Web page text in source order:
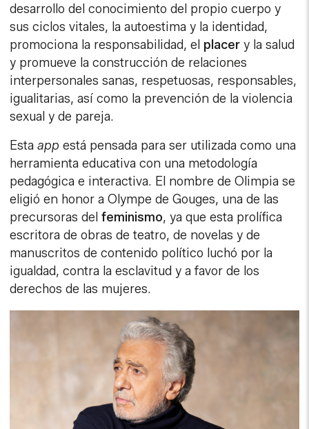
desarrollo del conocimiento del propio cuerpo y
sus ciclos vitales, la autoestima y la identidad,
promociona la responsabilidad, el placery la salud
y promueve la construcción de relaciones
interpersonales sanas, respetuosas, responsables,
igualitarias, así como la prevención de la violencia
sexual y de pareja.
Estaappestá pensada para ser utilizada como una
herramienta educativa con una metodología
pedagógica e interactiva. El nombre de Olimpia se
eligió en honor a Olympe de Gouges, una de las
precursoras delfeminismo, ya que esta prolífica
escritora de obras de teatro, de novelas y de
manuscritos de contenido político luchó por la
igualdad, contra la esclavitud y a favor de los
derechos de las mujeres.